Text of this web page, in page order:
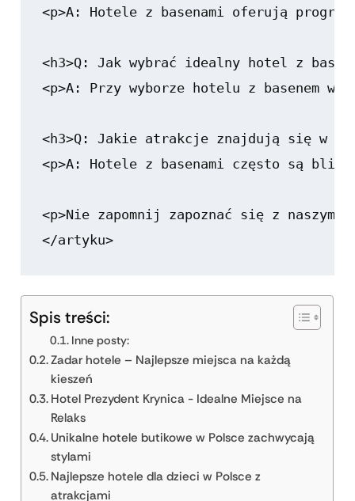
<p>A: Hotele z basenami oferują
<h3>Q: Jak wybrać idealny hotel z
<p>A: Przy wyborze hotelu z basenem
<h3>Q: Jakie atrakcje znajdują się w
<p>A: Hotele z basenami często są
<p>Nie zapomnij zapoznać się z
Spis treści:
Inne posty:
Zadar hotele – Najlepsze miejsca na każdą
kieszeń
Hotel Prezydent Krynica - Idealne Miejsce na
Relaks
Unikalne hotele butikowe w Polsce zachwycają
stylami
Najlepsze hotele dla dzieci w Polsce z
atrakcjami